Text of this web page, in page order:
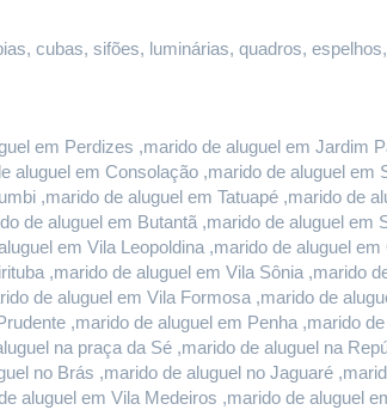
cubas, sifões, luminárias, quadros,
em Perdizes ,marido de aluguel em Jardim
em Consolação ,marido de aluguel
,marido de aluguel em Tatuapé ,marido de
de aluguel em Butantã ,marido de aluguel em
em Vila Leopoldina ,marido de aluguel
,marido de aluguel em Vila Sônia ,marido
de aluguel em Vila Formosa ,marido de
,marido de aluguel em Penha ,marido
na praça da Sé ,marido de aluguel na
no Brás ,marido de aluguel no Jaguaré
aluguel em Vila Medeiros ,marido de aluguel